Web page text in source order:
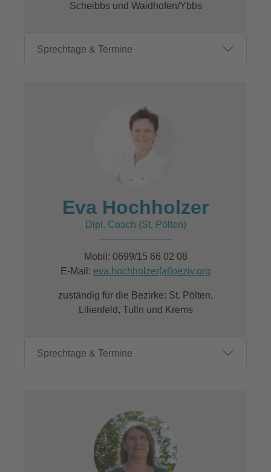
Scheibbs und Waidhofen/Ybbs
Sprechtage & Termine
Eva Hochholzer
Dipl. Coach (St. Pölten)
Mobil: 0699/15 66 02 08
E-Mail: eva.hochholzer[at]oeziv.org
zuständig für die Bezirke: St. Pölten,
Lilienfeld, Tulln und Krems
Sprechtage & Termine